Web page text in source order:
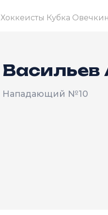
Хоккеисты Кубка
Васильев
Нападающий №10